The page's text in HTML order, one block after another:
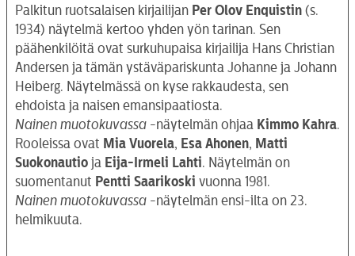
Palkitun ruotsalaisen kirjailijan Per Olov Enquistin (s.
1934) näytelmä kertoo yhden yön tarinan. Sen
päähenkilöitä ovat surkuhupaisa kirjailija Hans Christian
Andersen ja tämän ystäväpariskunta Johanne ja Johann
Heiberg. Näytelmässä on kyse rakkaudesta, sen
ehdoista ja naisen emansipaatiosta.
Nainen muotokuvassa -näytelmän ohjaa Kimmo Kahra.
Rooleissa ovat Mia Vuorela, Esa Ahonen, Matti
Suokonautio ja Eija-Irmeli Lahti. Näytelmän on
suomentanut Pentti Saarikoski vuonna 1981.
Nainen muotokuvassa -näytelmän ensi-ilta on 23.
helmikuuta.